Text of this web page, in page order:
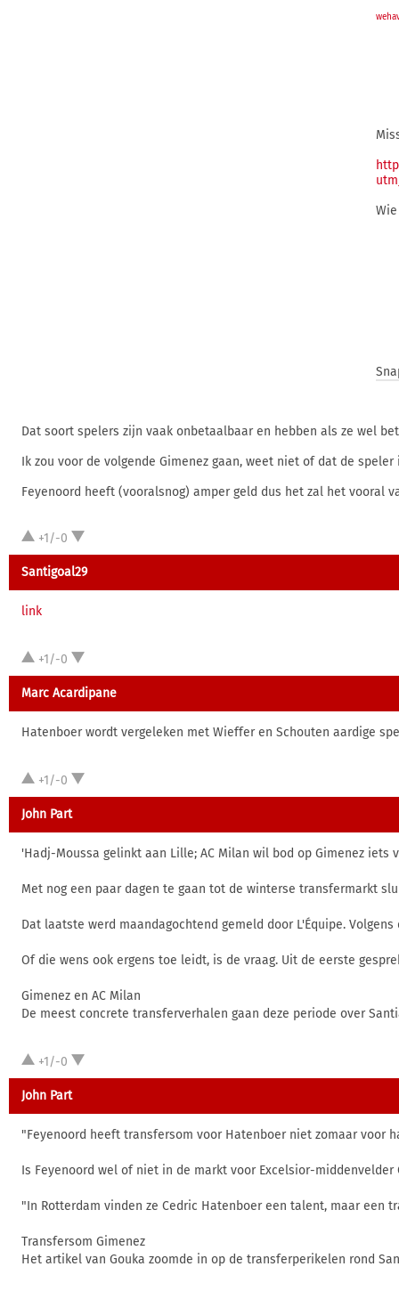
Dat soort spelers zijn vaak onbetaalbaar en hebben als ze wel
Ik zou voor de volgende Gimenez gaan, weet niet of dat de
Feyenoord heeft (vooralsnog) amper geld dus het zal het vooral
+1/-0
Santigoal29
link
+1/-0
Marc Acardipane
Hatenboer wordt vergeleken met Wieffer en Schouten aardige
+1/-0
John Part
'Hadj-Moussa gelinkt aan Lille; AC Milan wil bod op Gimenez iets
Met nog een paar dagen te gaan tot de winterse transfermarkt
Dat laatste werd maandagochtend gemeld door L'Équipe.
Of die wens ook ergens toe leidt, is de vraag. Uit de eerste
Gimenez en AC Milan
De meest concrete transferverhalen gaan deze periode over
+1/-0
John Part
"Feyenoord heeft transfersom voor Hatenboer niet zomaar voor
Is Feyenoord wel of niet in de markt voor Excelsior-
"In Rotterdam vinden ze Cedric Hatenboer een talent, maar een
Transfersom Gimenez
Het artikel van Gouka zoomde in op de transferperikelen rond